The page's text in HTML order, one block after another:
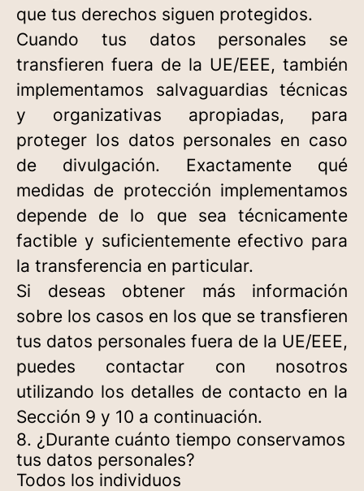
que tus derechos siguen protegidos.
Cuando tus datos personales se
transfieren fuera de la UE/EEE, también
implementamos salvaguardias técnicas
y organizativas apropiadas, para
proteger los datos personales en caso
de divulgación. Exactamente qué
medidas de protección implementamos
depende de lo que sea técnicamente
factible y suficientemente efectivo para
la transferencia en particular.
Si deseas obtener más información
sobre los casos en los que se transfieren
tus datos personales fuera de la UE/EEE,
puedes contactar con nosotros
utilizando los detalles de contacto en la
Sección 9 y 10 a continuación.
8. ¿Durante cuánto tiempo conservamos
tus datos personales?
Todos los individuos